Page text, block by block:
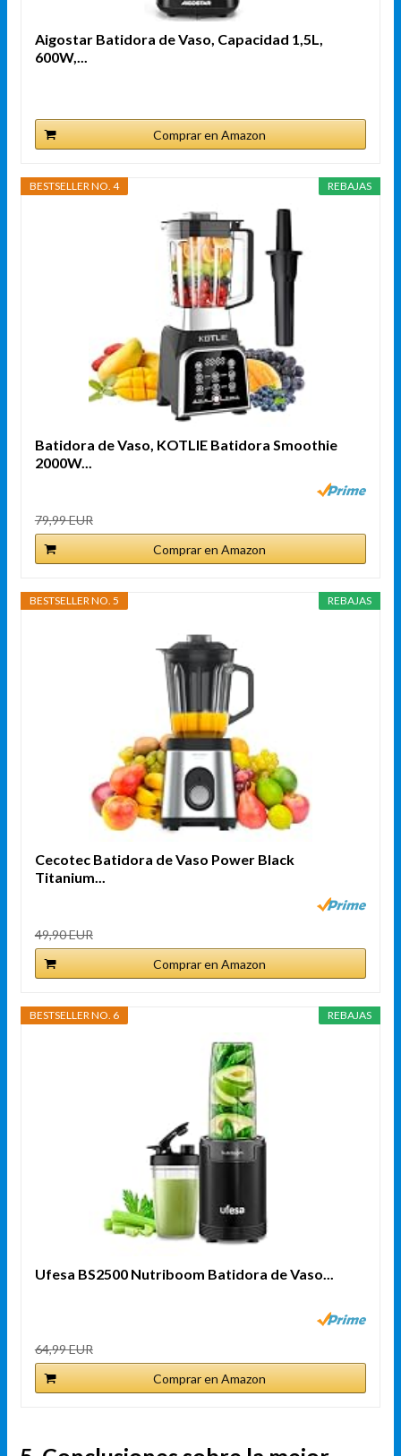
Aigostar Batidora de Vaso, Capacidad 1,5L,
600W,...
Comprar en Amazon
REBAJAS
BESTSELLER NO. 4
Batidora de Vaso, KOTLIE Batidora Smoothie
2000W...
79,99 EUR
Comprar en Amazon
REBAJAS
BESTSELLER NO. 5
Cecotec Batidora de Vaso Power Black
Titanium...
49,90 EUR
Comprar en Amazon
REBAJAS
BESTSELLER NO. 6
Ufesa BS2500 Nutriboom Batidora de Vaso...
64,99 EUR
Comprar en Amazon